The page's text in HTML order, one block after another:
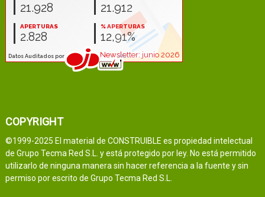
COPYRIGHT
©1999-2025 El material de CONSTRUIBLE es propiedad intelectual
de Grupo Tecma Red S.L. y está protegido por ley. No está permitido
utilizarlo de ninguna manera sin hacer referencia a la fuente y sin
permiso por escrito de Grupo Tecma Red S.L.